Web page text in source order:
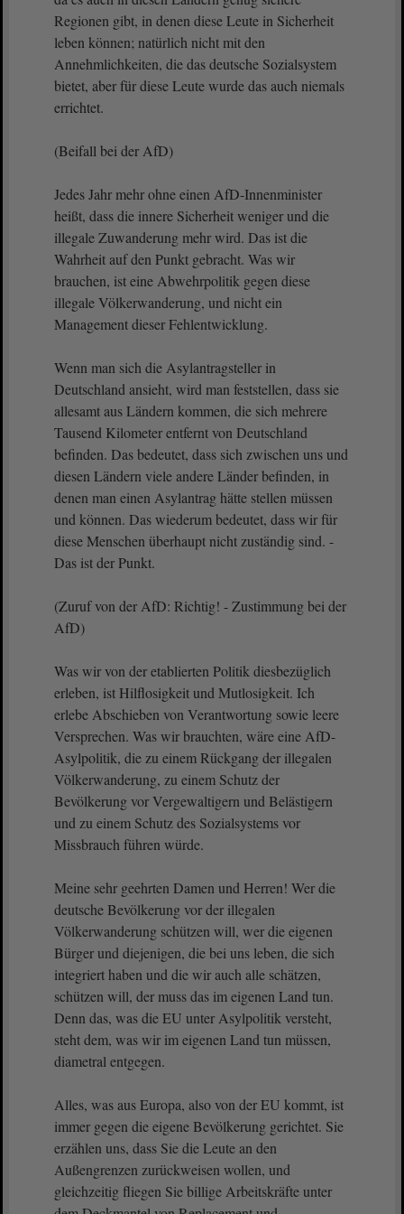
Regionen gibt, in denen diese Leute in Sicherheit
leben können; natürlich nicht mit den
Annehmlichkeiten, die das deutsche Sozialsystem
bietet, aber für diese Leute wurde das auch niemals
errichtet.
(Beifall bei der AfD)
Jedes Jahr mehr ohne einen AfD-Innenminister
heißt, dass die innere Sicherheit weniger und die
illegale Zuwanderung mehr wird. Das ist die
Wahrheit auf den Punkt gebracht. Was wir
brauchen, ist eine Abwehrpolitik gegen diese
illegale Völkerwanderung, und nicht ein
Management dieser Fehlentwicklung.
Wenn man sich die Asylantragsteller in
Deutschland ansieht, wird man feststellen, dass sie
allesamt aus Ländern kommen, die sich mehrere
Tausend Kilometer entfernt von Deutschland
befinden. Das bedeutet, dass sich zwischen uns und
diesen Ländern viele andere Länder befinden, in
denen man einen Asylantrag hätte stellen müssen
und können. Das wiederum bedeutet, dass wir für
diese Menschen überhaupt nicht zuständig sind. -
Das ist der Punkt.
(Zuruf von der AfD: Richtig! - Zustimmung bei der
AfD)
Was wir von der etablierten Politik diesbezüglich
erleben, ist Hilflosigkeit und Mutlosigkeit. Ich
erlebe Abschieben von Verantwortung sowie leere
Versprechen. Was wir brauchten, wäre eine AfD-
Asylpolitik, die zu einem Rückgang der illegalen
Völkerwanderung, zu einem Schutz der
Bevölkerung vor Vergewaltigern und Belästigern
und zu einem Schutz des Sozialsystems vor
Missbrauch führen würde.
Meine sehr geehrten Damen und Herren! Wer die
deutsche Bevölkerung vor der illegalen
Völkerwanderung schützen will, wer die eigenen
Bürger und diejenigen, die bei uns leben, die sich
integriert haben und die wir auch alle schätzen,
schützen will, der muss das im eigenen Land tun.
Denn das, was die EU unter Asylpolitik versteht,
steht dem, was wir im eigenen Land tun müssen,
diametral entgegen.
Alles, was aus Europa, also von der EU kommt, ist
immer gegen die eigene Bevölkerung gerichtet. Sie
erzählen uns, dass Sie die Leute an den
Außengrenzen zurückweisen wollen, und
gleichzeitig fliegen Sie billige Arbeitskräfte unter